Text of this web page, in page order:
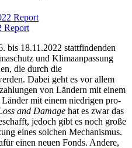
Report
bis 18.11.2022 stattfindenden
und Klimaanpassung
die durch die
Dabei geht es vor allem
von Ländern mit einem
mit einem niedrigen pro-
and Damage hat es zwar das
jedoch gibt es noch große
eines solchen Mechanismus.
einen neuen Fonds. Andere,